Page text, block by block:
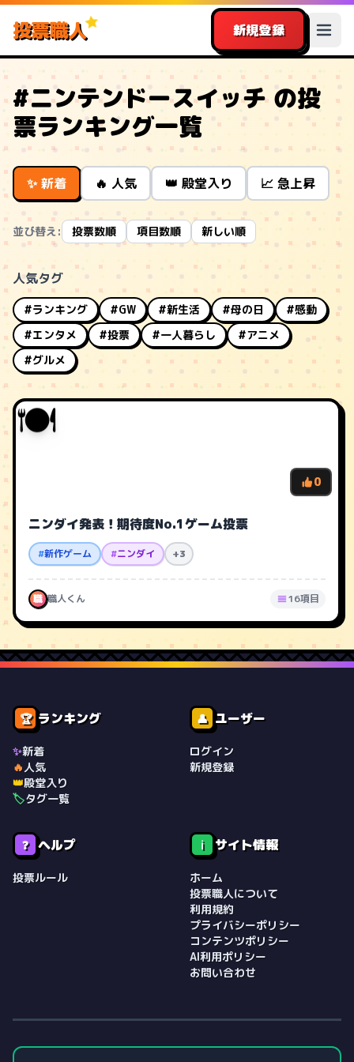
投票職人 新規登録
#ニンテンドースイッチ の投
票ランキング一覧
✨ 新着 🔥 人気 👑 殿堂入り 📈 急上昇
並び替え: 投票数順 項目数順 新しい順
人気タグ
#ランキング #GW #新生活 #母の日
#感動
#エンタメ
#投票 #一人暮らし
#アニメ
#グルメ
🍽️
0
ニンダイ発表！期待度No.1ゲーム投票
#新作ゲーム #ニンダイ +3
職 職人くん 16項目
🏆 ランキング
✨新着
🔥人気
👑殿堂入り
🏷️タグ一覧
👤 ユーザー
ログイン
新規登録
❓ ヘルプ
投票ルール
ℹ️ サイト情報
ホーム
投票職人について
利用規約
プライバシーポリシー
コンテンツポリシー
AI利用ポリシー
お問い合わせ